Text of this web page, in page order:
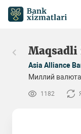
Maqsadli
Asia Alliance
Миллий
1182